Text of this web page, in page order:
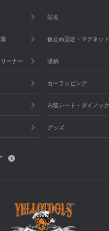
貼る
仮止め固定・マグネット
ーナー 収納
カーラッピング
内装シート・ダイノック
グッズ